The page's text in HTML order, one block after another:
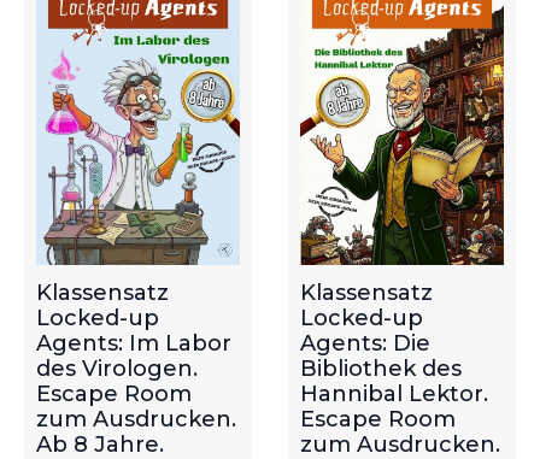
Klassensatz
Locked-up
Agents: Im Labor
des Virologen.
Escape Room
zum Ausdrucken.
Ab 8 Jahre.
Klassensatz
Locked-up
Agents: Die
Bibliothek des
Hannibal Lektor.
Escape Room
zum Ausdrucken.